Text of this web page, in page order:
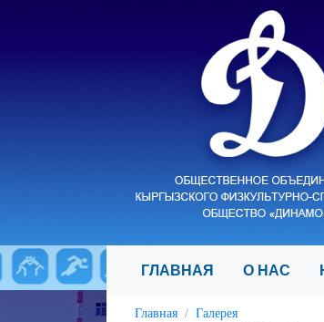
ГЛАВНАЯ О НАС
Главная
Галерея